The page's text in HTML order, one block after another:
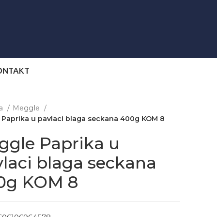
Meggle
u pavlaci blaga seckana 400g KOM 8
Paprika u
blaga seckana
KOM 8